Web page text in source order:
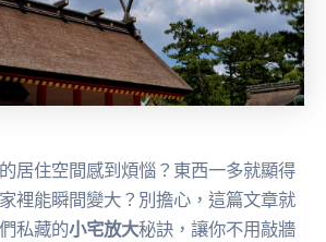
居住空間感到煩惱？東西一多就顯得
裡能瞬間變大？別擔心，這篇文章就
私藏的小宅放大秘訣，讓你不用敲牆